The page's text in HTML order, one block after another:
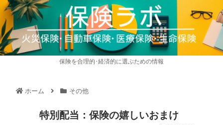
保険を合理的･経済的に選ぶための情報
ホーム その他
特別配当：保険の嬉しいおまけ